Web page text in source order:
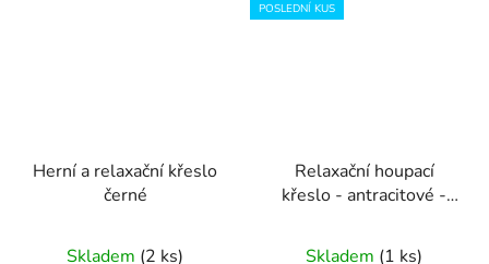
Herní a relaxační křeslo
černé
Skladem (2 ks)
POSLEDNÍ KUS
Relaxační houpací
křeslo - antracitové -
Skladem (1 ks)